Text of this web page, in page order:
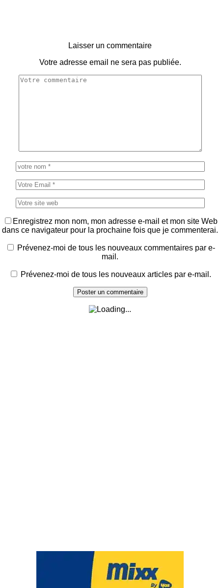
Laisser un commentaire
Votre adresse email ne sera pas publiée.
Enregistrez mon nom, mon adresse e-mail et mon site Web
dans ce navigateur pour la prochaine fois que je commenterai.
Prévenez-moi de tous les nouveaux commentaires par e-
mail.
Prévenez-moi de tous les nouveaux articles par e-mail.